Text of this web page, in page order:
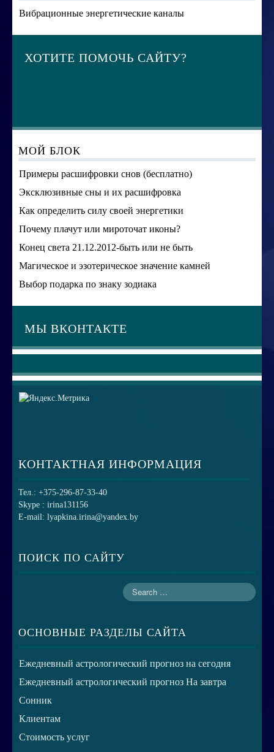
Вибрационные энергетические каналы
ХОТИТЕ ПОМОЧЬ САЙТУ?
МОЙ БЛОК
Примеры расшифровки снов (бесплатно)
Эксклюзивные сны и их расшифровка
Как определить силу своей энергетики
Почему плачут или мироточат иконы?
Конец света 21.12.2012-быть или не быть
Магическое и эзотерическое значение камней
Выбор подарка по знаку зодиака
МЫ ВКОНТАКТЕ
КОНТАКТНАЯ ИНФОРМАЦИЯ
Тел.: +375-296-87-33-40
Skype : irina131156
E-mail: lyapkina.irina@yandex.by
ПОИСК ПО САЙТУ
ОСНОВНЫЕ РАЗДЕЛЫ САЙТА
Ежедневный астрологический прогноз на сегодня
Ежедневный астрологический прогноз На завтра
Сонник
Клиентам
Стоимость услуг